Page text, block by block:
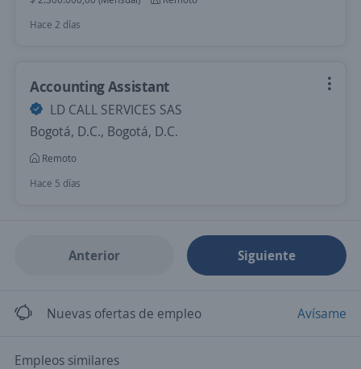
Hace 2 días
Accounting Assistant
LD CALL SERVICES SAS
Bogotá, D.C., Bogotá, D.C.
Remoto
Hace 5 días
Anterior Siguiente
Nuevas ofertas de empleo Avísame
Empleos similares